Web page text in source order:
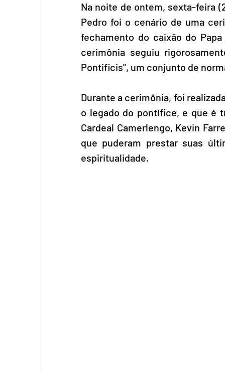
Na noite de ontem, sexta-feira
Pedro foi o cenário de uma
fechamento do caixão do
cerimônia seguiu
Pontificis", um conjunto de
Durante a cerimônia, foi
o legado do pontífice, e que é
Cardeal Camerlengo, Kevin
que puderam prestar suas
espiritualidade.